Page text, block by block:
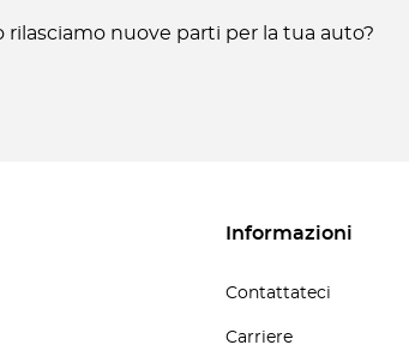
rilasciamo nuove parti per la tua auto?
Informazioni
Contattateci
Carriere